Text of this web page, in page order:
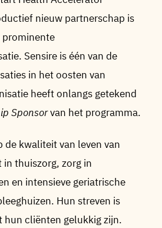
nieuw partnerschap is
prominente
Sensire is één van de
in het oosten van
heeft onlangs getekend
Sponsorvan het programma.
de kwaliteit van leven van
thuiszorg, zorg in
en intensieve geriatrische
Hun streven is
hun cliënten gelukkig zijn.